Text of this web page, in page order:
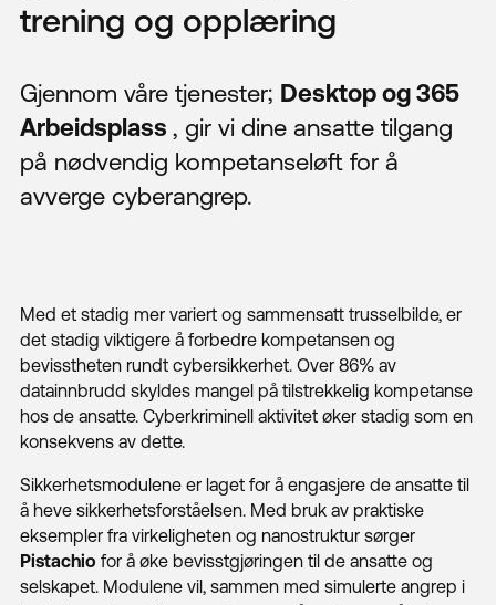
trening og opplæring
Gjennom våre tjenester; Desktop og 365
Arbeidsplass , gir vi dine ansatte tilgang
på nødvendig kompetanseløft for å
avverge cyberangrep.
Med et stadig mer variert og sammensatt trusselbilde, er
det stadig viktigere å forbedre kompetansen og
bevisstheten rundt cybersikkerhet. Over 86% av
datainnbrudd skyldes mangel på tilstrekkelig kompetanse
hos de ansatte. Cyberkriminell aktivitet øker stadig som en
konsekvens av dette.
Sikkerhetsmodulene er laget for å engasjere de ansatte til
å heve sikkerhetsforståelsen. Med bruk av praktiske
eksempler fra virkeligheten og nanostruktur sørger
Pistachio for å øke bevisstgjøringen til de ansatte og
selskapet. Modulene vil, sammen med simulerte angrep i